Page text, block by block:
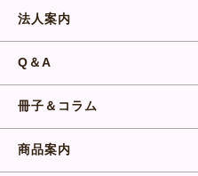
法人案内
Q＆A
冊子＆コラム
商品案内